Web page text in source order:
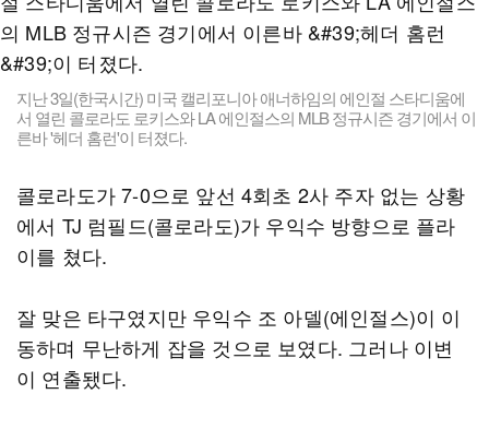
지난 3일(한국시간) 미국 캘리포니아 애너하임의 에인절 스타디움에
서 열린 콜로라도 로키스와 LA 에인절스의 MLB 정규시즌 경기에서 이
른바 '헤더 홈런'이 터졌다.
콜로라도가 7-0으로 앞선 4회초 2사 주자 없는 상황
에서 TJ 럼필드(콜로라도)가 우익수 방향으로 플라
이를 쳤다.
잘 맞은 타구였지만 우익수 조 아델(에인절스)이 이
동하며 무난하게 잡을 것으로 보였다. 그러나 이변
이 연출됐다.